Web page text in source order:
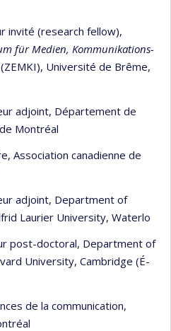
(research fellow),
für Medien, Kommunikations-
Université de Brême,
Département de
Montréal
canadienne de
Department of
Laurier University, Waterlo
doctoral, Department of
University, Cambridge (É-
la communication,